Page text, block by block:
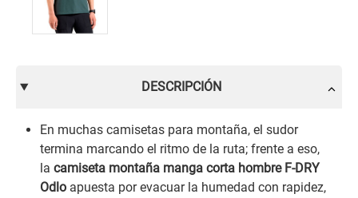
DESCRIPCIÓN
En muchas camisetas para montaña, el sudor
termina marcando el ritmo de la ruta; frente a eso,
la camiseta montaña manga corta hombre F-DRY
Odlo apuesta por evacuar la humedad con rapidez,